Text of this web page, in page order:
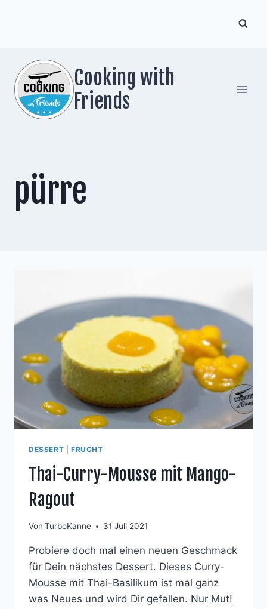
Cooking with
Friends
pürre
DESSERT FRUCHT
Thai-Curry-Mousse mit Mango-
Ragout
Von TurboKanne 31 Juli 2021
Probiere doch mal einen neuen Geschmack
für Dein nächstes Dessert. Dieses Curry-
Mousse mit Thai-Basilikum ist mal ganz
was Neues und wird Dir gefallen. Nur Mut!